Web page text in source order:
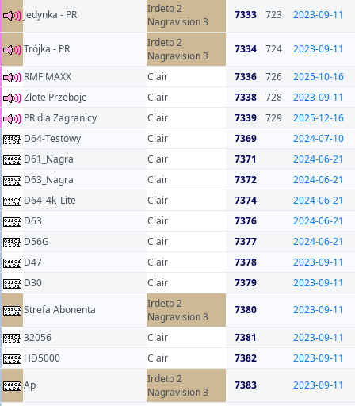
Jedynka - PR
Irdeto 2
Nagravision 3
7333 723 2023-09-11
Trójka - PR
Irdeto 2
Nagravision 3
7334 724 2023-09-11
RMF MAXX Clair 7336 726
2025-10-16
Zlote Przeboje
Clair 7338 728
2023-09-11
PR dla Zagranicy
Clair 7339 729
2025-12-16
D64-Testowy
Clair 7369
2024-07-10
D61_Nagra
Clair 7371
2024-06-21
D63_Nagra
Clair 7372
2024-06-21
D64_4k_Lite
Clair 7374
2024-06-21
D63
Clair 7376
2024-06-21
D56G
Clair 7377
2024-06-21
D47
Clair 7378
2023-09-11
D30
Clair 7379
2023-09-11
Strefa Abonenta
Irdeto 2
Nagravision 3
7380 2023-09-11
32056 Clair 7381
2023-09-11
HD5000
Clair 7382
2023-09-11
Ap
Irdeto 2
Nagravision 3
7383 2023-09-11